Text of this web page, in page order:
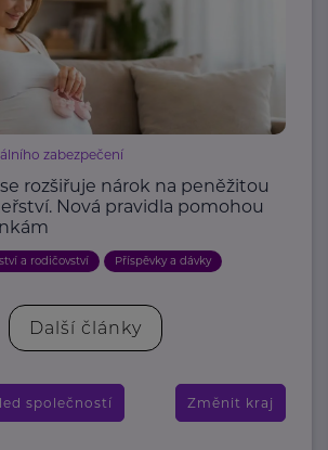
zabezpečení
rozšiřuje nárok na peněžitou
Nová pravidla pomohou
a rodičovství Příspěvky a dávky
Další články
společností Změnit kraj